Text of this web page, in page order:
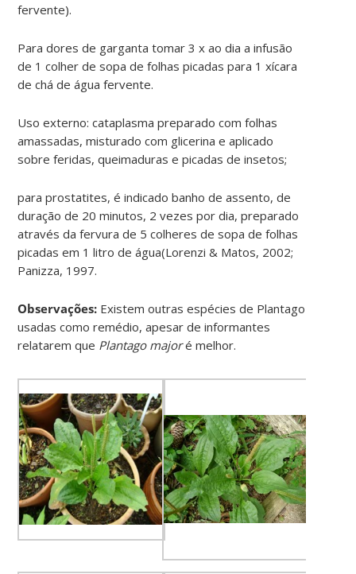
fervente).
Para dores de garganta tomar 3 x ao dia a infusão
de 1 colher de sopa de folhas picadas para 1 xícara
de chá de água fervente.
Uso externo: cataplasma preparado com folhas
amassadas, misturado com glicerina e aplicado
sobre feridas, queimaduras e picadas de insetos;
para prostatites, é indicado banho de assento, de
duração de 20 minutos, 2 vezes por dia, preparado
através da fervura de 5 colheres de sopa de folhas
picadas em 1 litro de água(Lorenzi & Matos, 2002;
Panizza, 1997.
Observações: Existem outras espécies de Plantago
usadas como remédio, apesar de informantes
relatarem que Plantago majoré melhor.